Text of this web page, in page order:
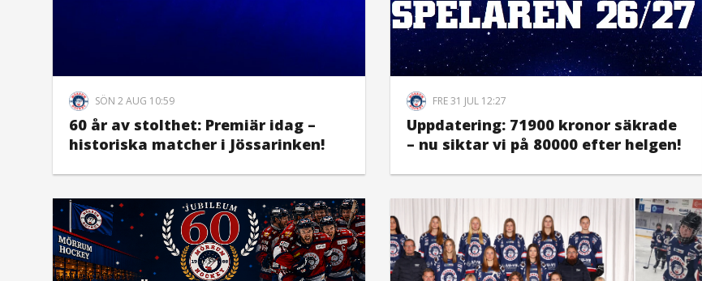
SÖN 2 AUG 10:59
60 år av stolthet: Premiär idag –
historiska matcher i Jössarinken!
FRE 31 JUL 12:27
Uppdatering: 71900 kronor säkrade
– nu siktar vi på 80000 efter helgen!